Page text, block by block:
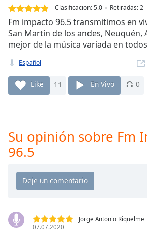
Loaded:
0.00%
Stream
TypeLIVE
live,
currently
behind
LIVE
Remaining
Playback
Chapters
Descriptions
Clasificacion:5.0 Retiradas:2
Fm impacto 96.5 transmitimos en
San Martín de los andes, Neuquén,
mejor de la música variada en
Español
Like 11 En Vivo 0
Su opinión sobre Fm
96.5
Jorge Antonio Riquelme
07.07.2020